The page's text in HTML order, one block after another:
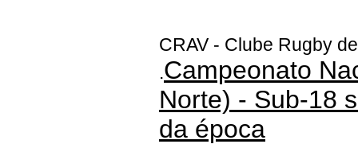
CRAV - Clube Rugby
.Campeonato
Norte) - Sub-18
da época